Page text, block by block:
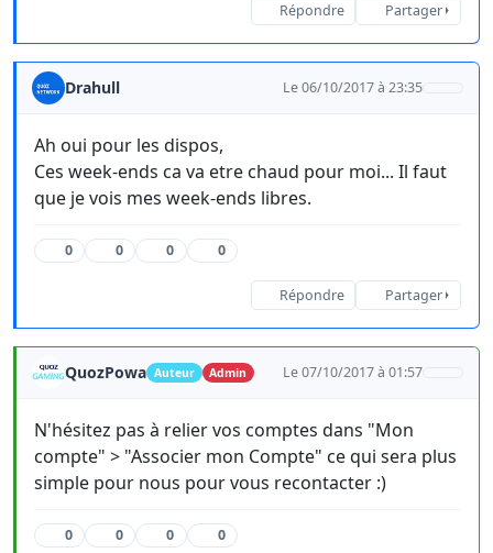
Répondre Partager
Drahull Le 06/10/2017 à 23:35
Ah oui pour les dispos,
Ces week-ends ca va etre chaud pour moi... Il faut
que je vois mes week-ends libres.
0 0 0 0
Répondre Partager
QuozPowa Auteur Admin Le 07/10/2017 à 01:57
N'hésitez pas à relier vos comptes dans "Mon
compte" > "Associer mon Compte" ce qui sera plus
simple pour nous pour vous recontacter :)
0 0 0 0